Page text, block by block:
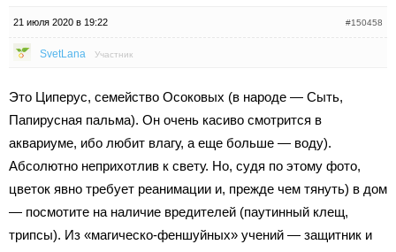
21 июля 2020 в 19:22 #150458
SvetLana Участник
Это Циперус, семейство Осоковых (в народе — Сыть,
Папирусная пальма). Он очень касиво смотрится в
аквариуме, ибо любит влагу, а еще больше — воду).
Абсолютно неприхотлив к свету. Но, судя по этому фото,
цветок явно требует реанимации и, прежде чем тянуть) в дом
— посмотите на наличие вредителей (паутинный клещ,
трипсы). Из «магическо-феншуйных» учений — защитник и